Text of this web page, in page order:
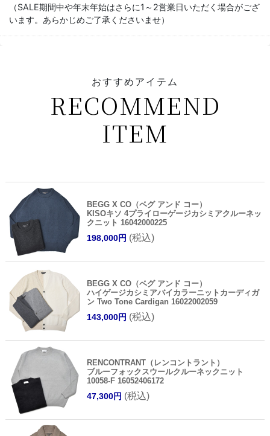
（SALE期間中や年末年始はさらに1～2営業日いただく場合がござ
います。あらかじめご了承くださいませ）
おすすめアイテム
RECOMMEND
ITEM
BEGG X CO（ベグ アンド コー）
KISOキソ 4プライローゲージカシミアクルーネッ
クニット 16042000225
198,000円 (税込)
BEGG X CO（ベグ アンド コー）
ハイゲージカシミアバイカラーニットカーディガ
ン Two Tone Cardigan 16022002059
143,000円 (税込)
RENCONTRANT（レンコントラント）
ブルーフォックスウールクルーネックニット
10058-F 16052406172
47,300円 (税込)